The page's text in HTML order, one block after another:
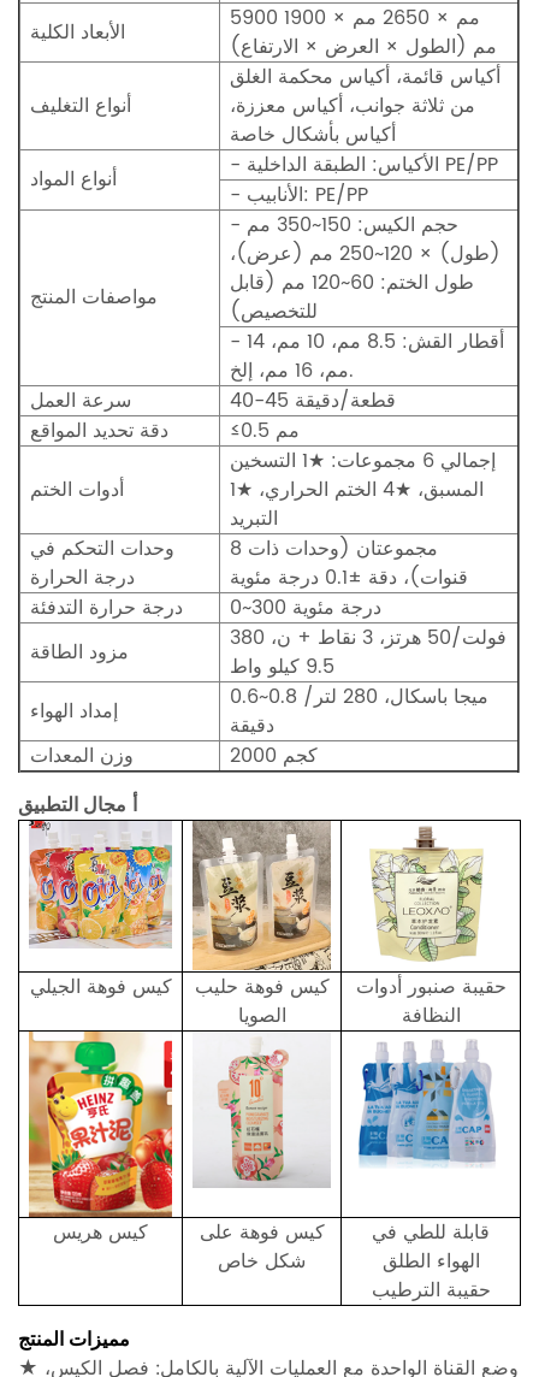
الأبعاد الكلية
5900 مم × 2650 مم × 1900
مم (الطول × العرض × الارتفاع)
أنواع التغليف
أكياس قائمة، أكياس محكمة الغلق
من ثلاثة جوانب، أكياس معززة،
أكياس بأشكال خاصة
أنواع المواد
- الأكياس: الطبقة الداخلية PE/PP
- الأنابيب: PE/PP
مواصفات المنتج
- حجم الكيس: 150~350 مم
(طول) × 120~250 مم (عرض)،
طول الختم: 60~120 مم (قابل
للتخصيص)
- أقطار القش: 8.5 مم، 10 مم، 14
مم، 16 مم، إلخ.
سرعة العمل
40-45 قطعة/دقيقة
دقة تحديد المواقع
≤0.5 مم
أدوات الختم
إجمالي 6 مجموعات: ★1 التسخين
المسبق، ★4 الختم الحراري، ★1
التبريد
وحدات التحكم في
درجة الحرارة
مجموعتان (وحدات ذات 8
قنوات)، دقة ±0.1 درجة مئوية
درجة حرارة التدفئة
0~300 درجة مئوية
مزود الطاقة
380 فولت/50 هرتز، 3 نقاط + ن،
9.5 كيلو واط
إمداد الهواء
0.6~0.8 ميجا باسكال، 280 لتر/
دقيقة
وزن المعدات
2000 كجم
أ مجال التطبيق
كيس فوهة الجيلي
كيس فوهة حليب
الصويا
حقيبة صنبور أدوات
النظافة
كيس هريس
كيس فوهة على
شكل خاص
قابلة للطي في
الهواء الطلق
حقيبة الترطيب
مميزات المنتج
★ وضع القناة الواحدة مع العمليات الآلية بالكامل: فصل الكيس،